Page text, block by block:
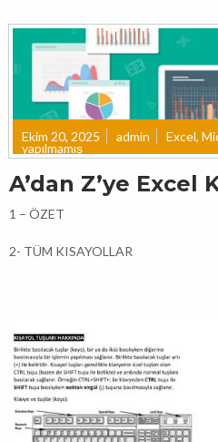
Ekim 20, 2025 admin Excel,
yapılmamış
A’dan Z’ye Excel
1 – ÖZET
2- TÜM KISAYOLLAR